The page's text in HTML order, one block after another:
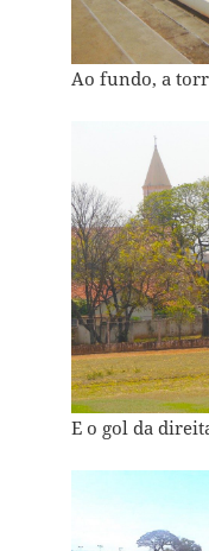
Ao fundo, a
E o gol da